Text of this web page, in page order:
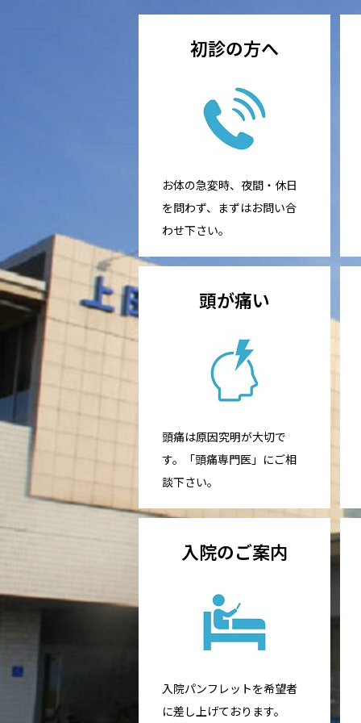
初診の方へ
お体の急変時、夜間・休日
を問わず、まずはお問い合
わせ下さい。
頭が痛い
頭痛は原因究明が大切で
す。「頭痛専門医」にご相
談下さい。
入院のご案内
入院パンフレットを希望者
に差し上げております。